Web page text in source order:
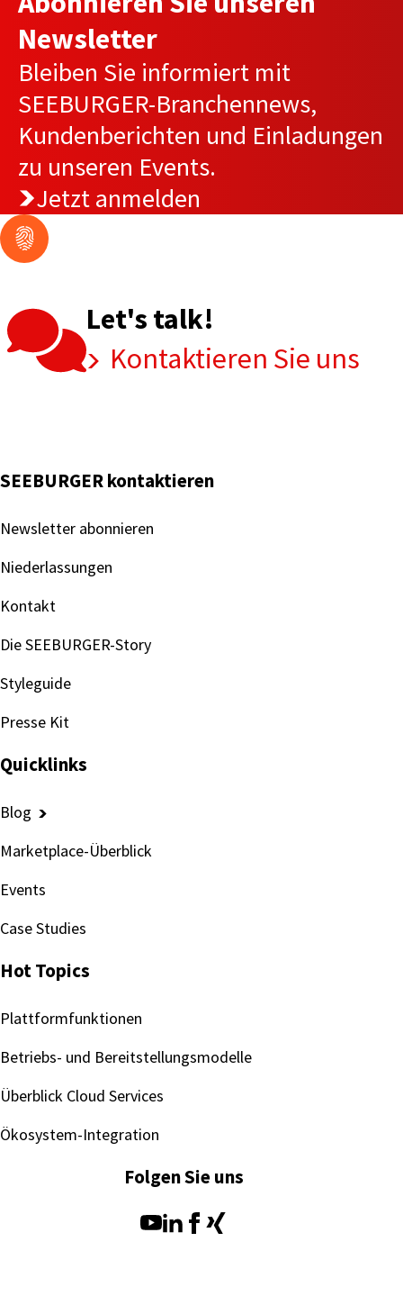
Newsletter
Bleiben Sie informiert mit
SEEBURGER-Branchennews,
Kundenberichten und Einladungen
zu unseren Events.
Jetzt anmelden
Let's talk!
Kontaktieren Sie uns
SEEBURGER kontaktieren
Newsletter abonnieren
Niederlassungen
Kontakt
Die SEEBURGER-Story
Styleguide
Presse Kit
Quicklinks
Blog
Marketplace-Überblick
Events
Case Studies
Hot Topics
Plattformfunktionen
Betriebs- und Bereitstellungsmodelle
Überblick Cloud Services
Ökosystem-Integration
Folgen Sie uns